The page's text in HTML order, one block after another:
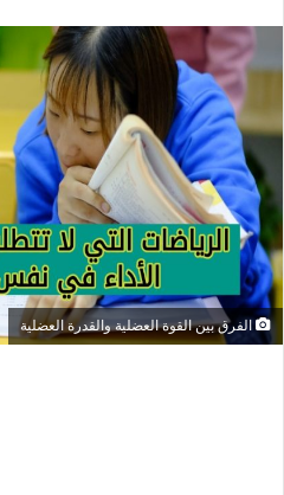
الفرق بين القوة العضلية والقدرة العضلية